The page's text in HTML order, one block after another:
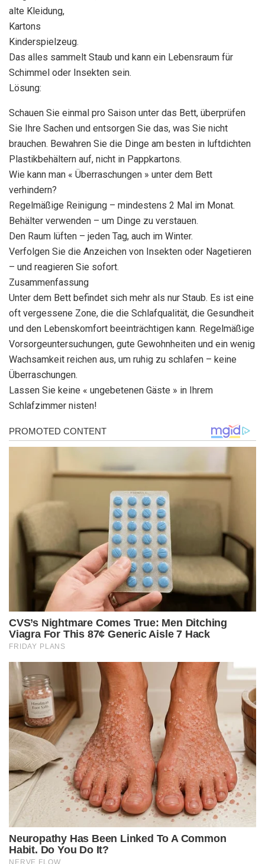
alte Kleidung,
Kartons
Kinderspielzeug.
Das alles sammelt Staub und kann ein Lebensraum für
Schimmel oder Insekten sein.
Lösung:
Schauen Sie einmal pro Saison unter das Bett, überprüfen
Sie Ihre Sachen und entsorgen Sie das, was Sie nicht
brauchen. Bewahren Sie die Dinge am besten in luftdichten
Plastikbehältern auf, nicht in Pappkartons.
Wie kann man « Überraschungen » unter dem Bett
verhindern?
Regelmäßige Reinigung – mindestens 2 Mal im Monat.
Behälter verwenden – um Dinge zu verstauen.
Den Raum lüften – jeden Tag, auch im Winter.
Verfolgen Sie die Anzeichen von Insekten oder Nagetieren
– und reagieren Sie sofort.
Zusammenfassung
Unter dem Bett befindet sich mehr als nur Staub. Es ist eine
oft vergessene Zone, die die Schlafqualität, die Gesundheit
und den Lebenskomfort beeinträchtigen kann. Regelmäßige
Vorsorgeuntersuchungen, gute Gewohnheiten und ein wenig
Wachsamkeit reichen aus, um ruhig zu schlafen – keine
Überraschungen.
Lassen Sie keine « ungebetenen Gäste » in Ihrem
Schlafzimmer nisten!